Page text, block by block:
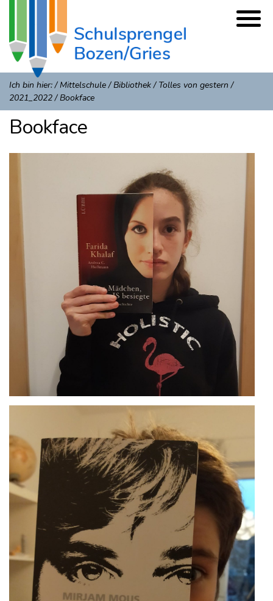
Ich bin hier:/Mittelschule/Bibliothek/ Tolles von gestern /
2021_2022/Bookface
Bookface